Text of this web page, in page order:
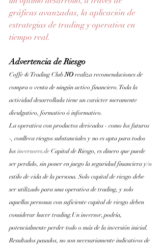
gráficas avanzadas, la aplicación de
estrategias de trading y operativa en
tiempo real.
Advertencia de Riesgo
Coffe & Trading Club NO realiza recomendaciones de
compra o venta de ningún activo financiero. Toda la
actividad desarrollada tiene un carácter meramente
divulgativo, formativo ó informativo.
La operativa con productos derivados - como los futuros
-, conlleva riesgos substanciales y no es apta para todos
los inversores.de Capital de Riesgo, es dinero que puede
ser perdido, sin poner en juego la seguridad financiera y/o
estilo de vida de la persona. Solo capital de riesgo debe
ser utilizado para una operativa de trading, y solo
aquellas personas con suficiente capital de riesgo deben
considerar hacer trading.Un inversor, podría,
potencialmente perder todo o más de la inversión inicial.
Resultados pasados, no son necesariamente indicativos de